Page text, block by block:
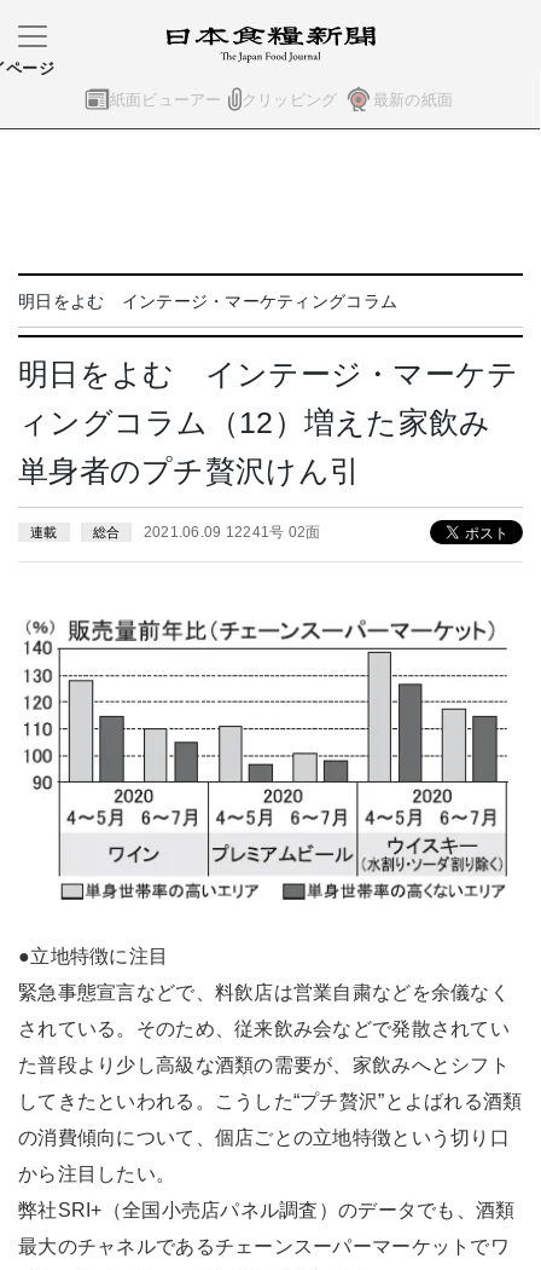
紙面ビューアー クリッピング 最新の紙面
ページ
明日をよむ インテージ・マーケティングコラム
明日をよむ インテージ・マーケテ
ィングコラム（12）増えた家飲み
単身者のプチ贅沢けん引
連載 総合 2021.06.09 12241号 02面
●立地特徴に注目
緊急事態宣言などで、料飲店は営業自粛などを余儀なく
されている。そのため、従来飲み会などで発散されてい
た普段より少し高級な酒類の需要が、家飲みへとシフト
してきたといわれる。こうした“プチ贅沢”とよばれる酒類
の消費傾向について、個店ごとの立地特徴という切り口
から注目したい。
弊社SRI+（全国小売店パネル調査）のデータでも、酒類
最大のチャネルであるチェーンスーパーマーケットでワ